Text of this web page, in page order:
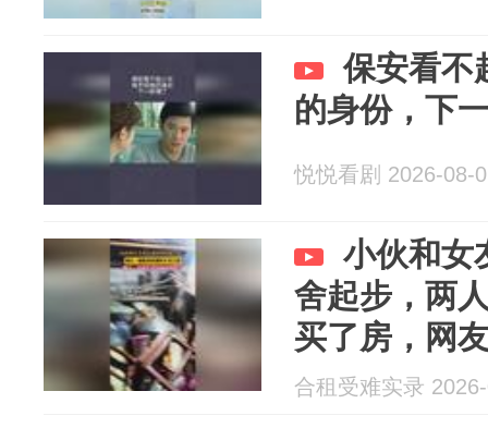
保安看不
的身份，下
悦悦看剧 2026-08-
小伙和女
舍起步，两
买了房，网
的样子
合租受难实录